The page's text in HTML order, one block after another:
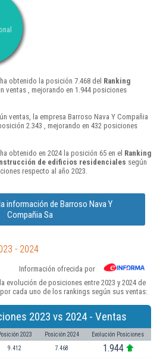
obtenido la posición 7.468 del Ranking
ventas , mejorando en 1.944 posiciones
ventas, la empresa Barroso Nava Y Compañia
2.343 , mejorando en 432 posiciones
obtenido en 2024 la posición 65 en el Ranking
de edificios residenciales según
respecto al año 2023.
información de Barroso Nava Y
Compañia Sa
- 2024
Información ofrecida por
evolución de posiciones entre 2023 y 2024 de
cada uno de los rankings según sus ventas:
2023 vs 2024 - Ventas
2023 Posición 2024 Evolución Posiciones
9.412 7.468 1.944